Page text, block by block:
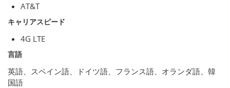
AT&T
キャリアスピード
4G LTE
言語
英語、スペイン語、ドイツ語、フランス語、オランダ語、韓
国語